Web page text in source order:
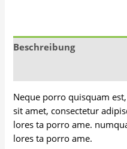
Beschreibung
Neque porro quisquam
sit amet, consectetur
lores ta porro ame.
lores ta porro ame.